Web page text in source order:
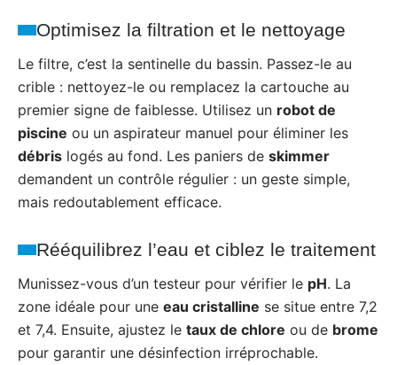
Optimisez la filtration et le nettoyage
Le filtre, c’est la sentinelle du bassin. Passez-le au
crible : nettoyez-le ou remplacez la cartouche au
premier signe de faiblesse. Utilisez un robot de
piscine ou un aspirateur manuel pour éliminer les
débris logés au fond. Les paniers de skimmer
demandent un contrôle régulier : un geste simple,
mais redoutablement efficace.
Rééquilibrez l’eau et ciblez le traitement
Munissez-vous d’un testeur pour vérifier le pH. La
zone idéale pour une eau cristalline se situe entre 7,2
et 7,4. Ensuite, ajustez le taux de chlore ou de brome
pour garantir une désinfection irréprochable.